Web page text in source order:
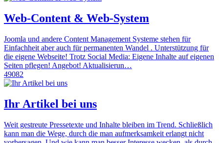
Web-Content & Web-System
Joomla und andere Content Management Systeme stehen für
Einfachheit aber auch für permanenten Wandel . Unterstützung für
die eigene Webseite! Trotz Social Media: Eigene Inhalte auf eigenen
Seiten pflegen! Angebot! Aktualisierun…
49082
Ihr Artikel bei uns
Weit gestreute Pressetexte und Inhalte bleiben im Trend. Schließlich
kann man die Wege, durch die man aufmerksamkeit erlangt nicht